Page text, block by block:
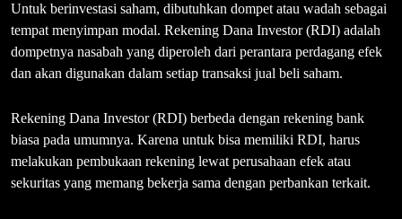
Untuk berinvestasi saham, dibutuhkan dompet atau wadah sebagai
tempat menyimpan modal. Rekening Dana Investor (RDI) adalah
dompetnya nasabah yang diperoleh dari perantara perdagang efek
dan akan digunakan dalam setiap transaksi jual beli saham.
Rekening Dana Investor (RDI) berbeda dengan rekening bank
biasa pada umumnya. Karena untuk bisa memiliki RDI, harus
melakukan pembukaan rekening lewat perusahaan efek atau
sekuritas yang memang bekerja sama dengan perbankan terkait.